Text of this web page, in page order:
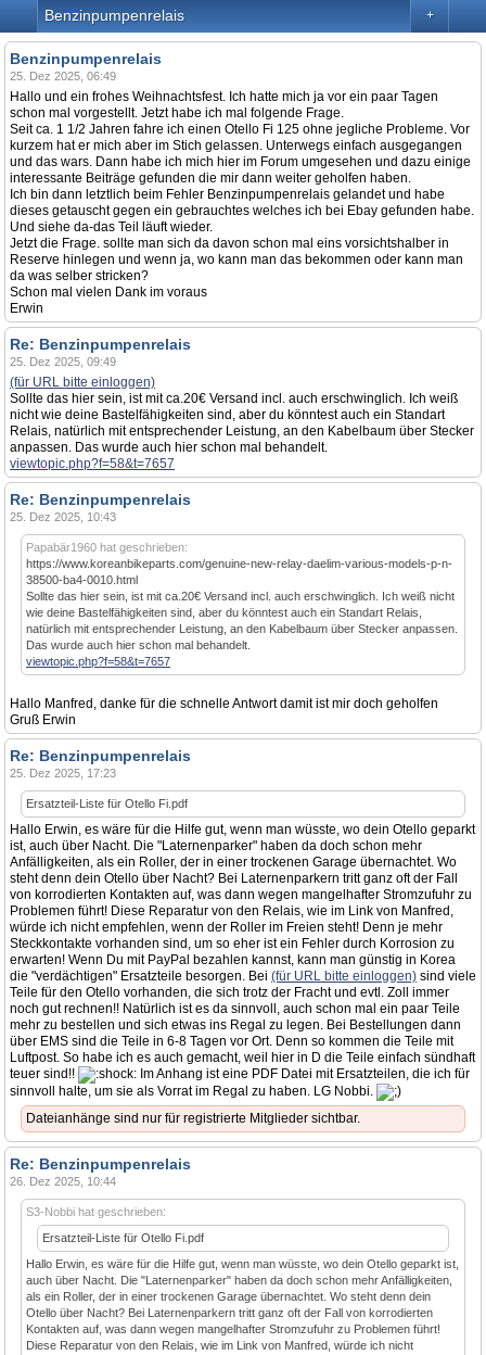
+
Benzinpumpenrelais
Benzinpumpenrelais
25. Dez 2025, 06:49
Hallo und ein frohes Weihnachtsfest. Ich hatte mich ja vor ein paar Tagen
schon mal vorgestellt. Jetzt habe ich mal folgende Frage.
Seit ca. 1 1/2 Jahren fahre ich einen Otello Fi 125 ohne jegliche Probleme. Vor
kurzem hat er mich aber im Stich gelassen. Unterwegs einfach ausgegangen
und das wars. Dann habe ich mich hier im Forum umgesehen und dazu einige
interessante Beiträge gefunden die mir dann weiter geholfen haben.
Ich bin dann letztlich beim Fehler Benzinpumpenrelais gelandet und habe
dieses getauscht gegen ein gebrauchtes welches ich bei Ebay gefunden habe.
Und siehe da-das Teil läuft wieder.
Jetzt die Frage. sollte man sich da davon schon mal eins vorsichtshalber in
Reserve hinlegen und wenn ja, wo kann man das bekommen oder kann man
da was selber stricken?
Schon mal vielen Dank im voraus
Erwin
Re: Benzinpumpenrelais
25. Dez 2025, 09:49
(für URL bitte einloggen)
Sollte das hier sein, ist mit ca.20€ Versand incl. auch erschwinglich. Ich weiß
nicht wie deine Bastelfähigkeiten sind, aber du könntest auch ein Standart
Relais, natürlich mit entsprechender Leistung, an den Kabelbaum über Stecker
anpassen. Das wurde auch hier schon mal behandelt.
viewtopic.php?f=58&t=7657
Re: Benzinpumpenrelais
25. Dez 2025, 10:43
Papabär1960 hat geschrieben:
https://www.koreanbikeparts.com/genuine-new-relay-daelim-various-models-p-n-
38500-ba4-0010.html
Sollte das hier sein, ist mit ca.20€ Versand incl. auch erschwinglich. Ich weiß nicht
wie deine Bastelfähigkeiten sind, aber du könntest auch ein Standart Relais,
natürlich mit entsprechender Leistung, an den Kabelbaum über Stecker anpassen.
Das wurde auch hier schon mal behandelt.
viewtopic.php?f=58&t=7657
Hallo Manfred, danke für die schnelle Antwort damit ist mir doch geholfen
Gruß Erwin
Re: Benzinpumpenrelais
25. Dez 2025, 17:23
Ersatzteil-Liste für Otello Fi.pdf
Hallo Erwin, es wäre für die Hilfe gut, wenn man wüsste, wo dein Otello geparkt
ist, auch über Nacht. Die "Laternenparker" haben da doch schon mehr
Anfälligkeiten, als ein Roller, der in einer trockenen Garage übernachtet. Wo
steht denn dein Otello über Nacht? Bei Laternenparkern tritt ganz oft der Fall
von korrodierten Kontakten auf, was dann wegen mangelhafter Stromzufuhr zu
Problemen führt! Diese Reparatur von den Relais, wie im Link von Manfred,
würde ich nicht empfehlen, wenn der Roller im Freien steht! Denn je mehr
Steckkontakte vorhanden sind, um so eher ist ein Fehler durch Korrosion zu
erwarten! Wenn Du mit PayPal bezahlen kannst, kann man günstig in Korea
die "verdächtigen" Ersatzteile besorgen. Bei (für URL bitte einloggen) sind viele
Teile für den Otello vorhanden, die sich trotz der Fracht und evtl. Zoll immer
noch gut rechnen!! Natürlich ist es da sinnvoll, auch schon mal ein paar Teile
mehr zu bestellen und sich etwas ins Regal zu legen. Bei Bestellungen dann
über EMS sind die Teile in 6-8 Tagen vor Ort. Denn so kommen die Teile mit
Luftpost. So habe ich es auch gemacht, weil hier in D die Teile einfach sündhaft
teuer sind!!
Im Anhang ist eine PDF Datei mit Ersatzteilen, die ich für
sinnvoll halte, um sie als Vorrat im Regal zu haben. LG Nobbi.
Dateianhänge sind nur für registrierte Mitglieder sichtbar.
Re: Benzinpumpenrelais
26. Dez 2025, 10:44
S3-Nobbi hat geschrieben:
Ersatzteil-Liste für Otello Fi.pdf
Hallo Erwin, es wäre für die Hilfe gut, wenn man wüsste, wo dein Otello geparkt ist,
auch über Nacht. Die "Laternenparker" haben da doch schon mehr Anfälligkeiten,
als ein Roller, der in einer trockenen Garage übernachtet. Wo steht denn dein
Otello über Nacht? Bei Laternenparkern tritt ganz oft der Fall von korrodierten
Kontakten auf, was dann wegen mangelhafter Stromzufuhr zu Problemen führt!
Diese Reparatur von den Relais, wie im Link von Manfred, würde ich nicht